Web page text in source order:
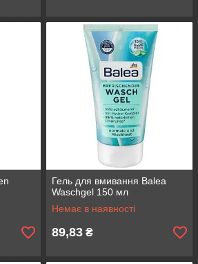
Гель для вмивання Balea
Waschgel 150 мл
Немає в наявності
89,83 ₴